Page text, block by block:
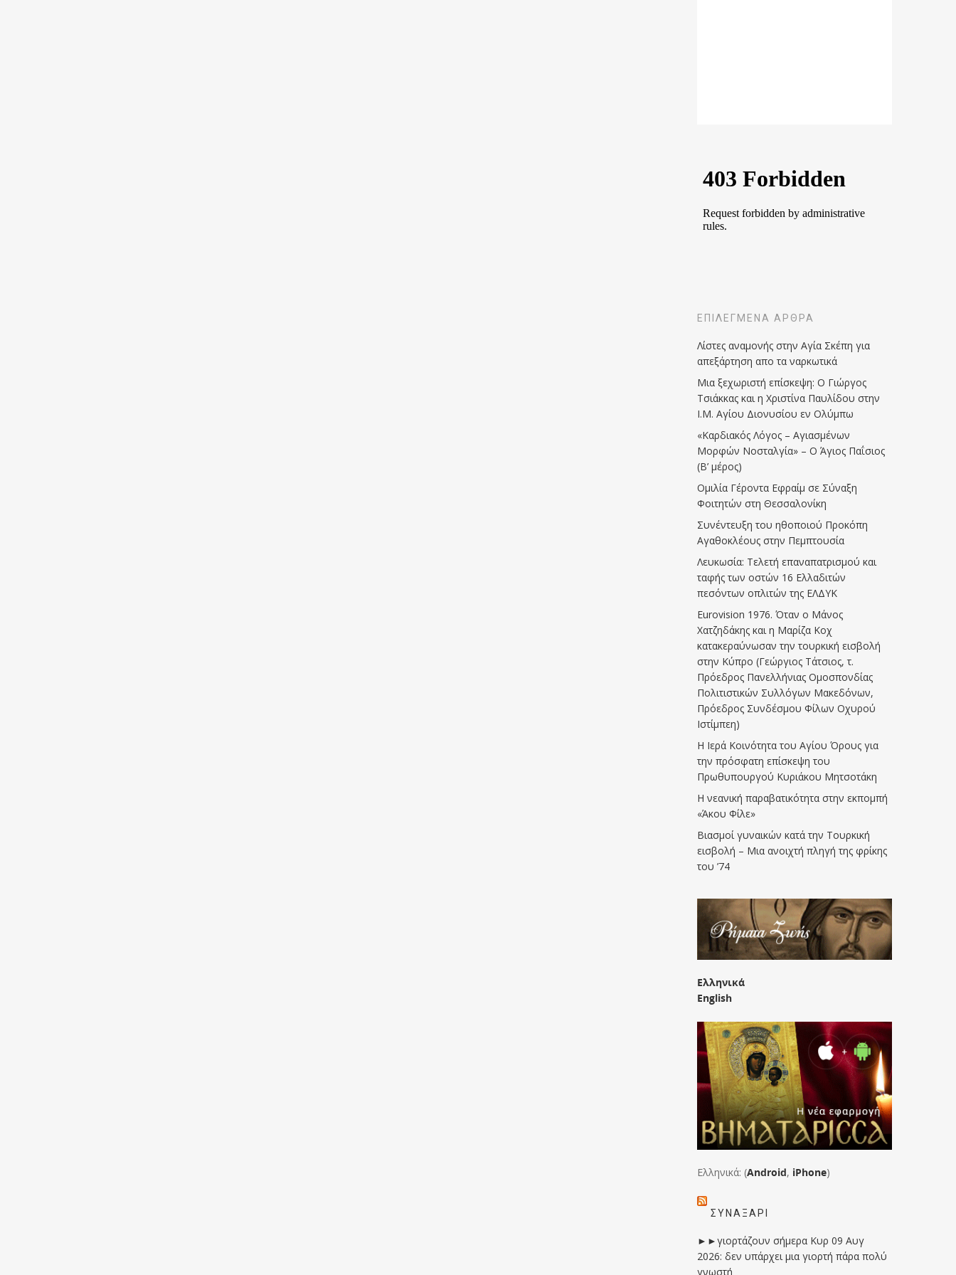
ΕΠΙΛΕΓΜΈΝΑ ΆΡΘΡΑ
Λίστες αναμονής στην Αγία Σκέπη για
απεξάρτηση απο τα ναρκωτικά
Μια ξεχωριστή επίσκεψη: Ο Γιώργος
Τσιάκκας και η Χριστίνα Παυλίδου στην
Ι.Μ. Αγίου Διονυσίου εν Ολύμπω
«Καρδιακός Λόγος – Αγιασμένων
Μορφών Νοσταλγία» – Ο Άγιος Παΐσιος
(Β’ μέρος)
Ομιλία Γέροντα Εφραίμ σε Σύναξη
Φοιτητών στη Θεσσαλονίκη
Συνέντευξη του ηθοποιού Προκόπη
Αγαθοκλέους στην Πεμπτουσία
Λευκωσία: Τελετή επαναπατρισμού και
ταφής των οστών 16 Ελλαδιτών
πεσόντων οπλιτών της ΕΛΔΥΚ
Eurovision 1976. Όταν ο Μάνος
Χατζηδάκης και η Μαρίζα Κοχ
κατακεραύνωσαν την τουρκική εισβολή
στην Κύπρο (Γεώργιος Τάτσιος, τ.
Πρόεδρος Πανελλήνιας Ομοσπονδίας
Πολιτιστικών Συλλόγων Μακεδόνων,
Πρόεδρος Συνδέσμου Φίλων Οχυρού
Ιστίμπεη)
Η Ιερά Κοινότητα του Αγίου Όρους για
την πρόσφατη επίσκεψη του
Πρωθυπουργού Κυριάκου Μητσοτάκη
Η νεανική παραβατικότητα στην εκπομπή
«Άκου Φίλε»
Βιασμοί γυναικών κατά την Τουρκική
εισβολή – Μια ανοιχτή πληγή της φρίκης
του ’74
Ελληνικά
English
Ελληνικά: (Android, iPhone)
ΣΥΝΑΞΆΡΙ
►►γιορτάζουν σήμερα Κυρ 09 Αυγ
2026: δεν υπάρχει μια γιορτή πάρα πολύ
γνωστή